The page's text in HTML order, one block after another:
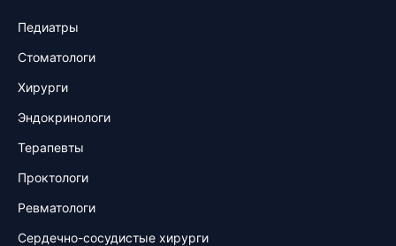
Педиатры
Стоматологи
Хирурги
Эндокринологи
Терапевты
Проктологи
Ревматологи
Сердечно-сосудистые хирурги